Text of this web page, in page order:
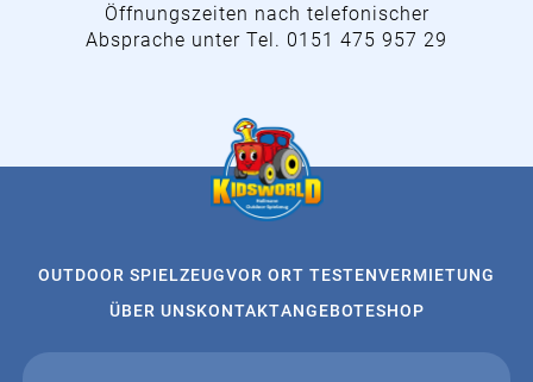
Öffnungszeiten nach telefonischer
Absprache unter Tel. 0151 475 957 29
OUTDOOR SPIELZEUGVOR ORT TESTENVERMIETUNG
ÜBER UNSKONTAKTANGEBOTESHOP